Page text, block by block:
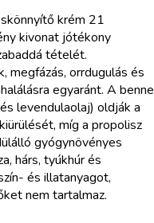
krém 21
kivonat jótékony
tételét.
megfázás, orrdugulás és
egyaránt. A benne
levendulaolaj) oldják a
míg a propolisz
gyógynövényes
hárs, tyúkhúr és
és illatanyagot,
nem tartalmaz.